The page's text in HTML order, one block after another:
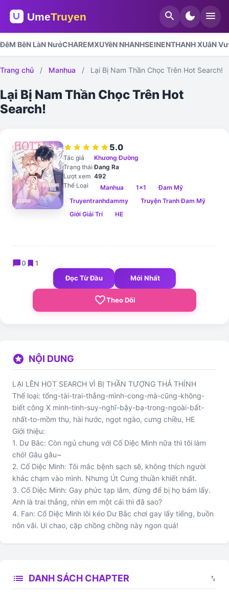
search dark_mode menu
ĐêM BêN LàN NướCHAREMXUYêN NHANHSEINENTHANH XUâN
Trang chủ / Manhua / Lại Bị Nam Thần Chọc Trên Hot Search!
Lại Bị Nam Thần Chọc Trên Hot
Search!
star star star star star 5.0
Tác giả
Khương Đường
Trạng thái Đang Ra
Lượt xem 492
Thể Loại
Manhua 1x1
Đam Mỹ
Truyentranhdammy
Truyện Tranh Đam Mỹ
Giới Giải Trí
HE
chat_bubble0 bookmark 1
Đọc Từ Đầu
Mới Nhất
favorite_borderTheo Dõi
stars NỘI DUNG
LẠI LÊN HOT SEARCH VÌ BỊ THẦN TƯỢNG THẢ THÍNH
Thể loại: tổng-tài-trai-thẳng-mình-cong-mà-cũng-không-
biết công X minh-tinh-suy-nghĩ-bậy-bạ-trong-ngoài-bất-
nhất-to-mồm thụ, hài hước, ngọt ngào, cưng chiều, HE
Giới thiệu:
1. Dư Bắc: Còn ngủ chung với Cố Diệc Minh nữa thì tôi làm
chó! Gâu gâu~
2. Cố Diệc Minh: Tôi mắc bệnh sạch sẽ, không thích người
khác chạm vào mình. Nhưng Út Cưng thuần khiết nhất.
3. Cố Diệc Minh: Gay phức tạp lắm, đừng để bị họ bám lấy.
Anh là trai thẳng, nhìn em một cái thì đã sao?
4. Fan: Cố Diệc Minh lôi kéo Dư Bắc chơi gay lấy tiếng, buồn
nôn vãi. Ui chao, cặp chồng chồng này ngon quá!
list DANH SÁCH CHAPTER swap_vert